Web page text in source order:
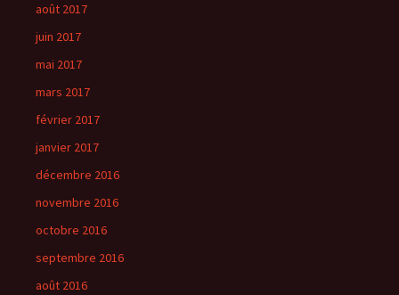
août 2017
juin 2017
mai 2017
mars 2017
février 2017
janvier 2017
décembre 2016
novembre 2016
octobre 2016
septembre 2016
août 2016